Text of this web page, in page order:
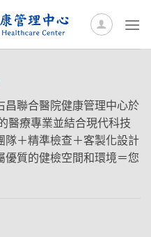
昌聯合醫院健康管理中心於
醫療專業並結合現代科技
隊＋精準檢查＋客製化設計
優質的健檢空間和環境＝您